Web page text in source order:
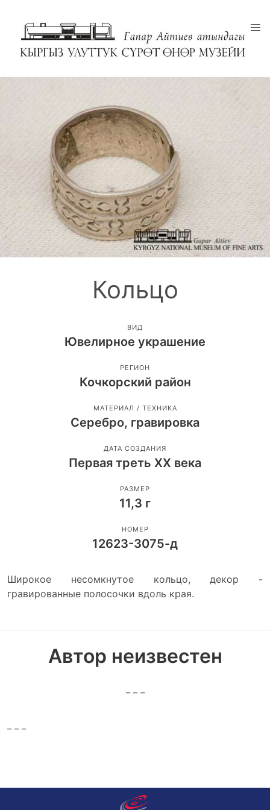
Кольцо
ВИД
Ювелирное украшение
РЕГИОН
Кочкорский район
МАТЕРИАЛ / ТЕХНИКА
Серебро, гравировка
ДАТА СОЗДАНИЯ
Первая треть ХХ века
РАЗМЕР
11,3 г
НОМЕР
12623-3075-д
Широкое несомкнутое кольцо, декор -
гравированные полосочки вдоль края.
Автор неизвестен